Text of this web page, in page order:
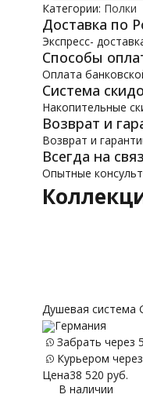
Категории: Полки
Доставка по
Экспресс-
Способы
Оплата
Система
Накопительные
Возврат и
Возврат и
Всегда на
Опытные
Душевая система
Германия
Забрать через
Курьером через
Цена38 520 руб.
В наличии